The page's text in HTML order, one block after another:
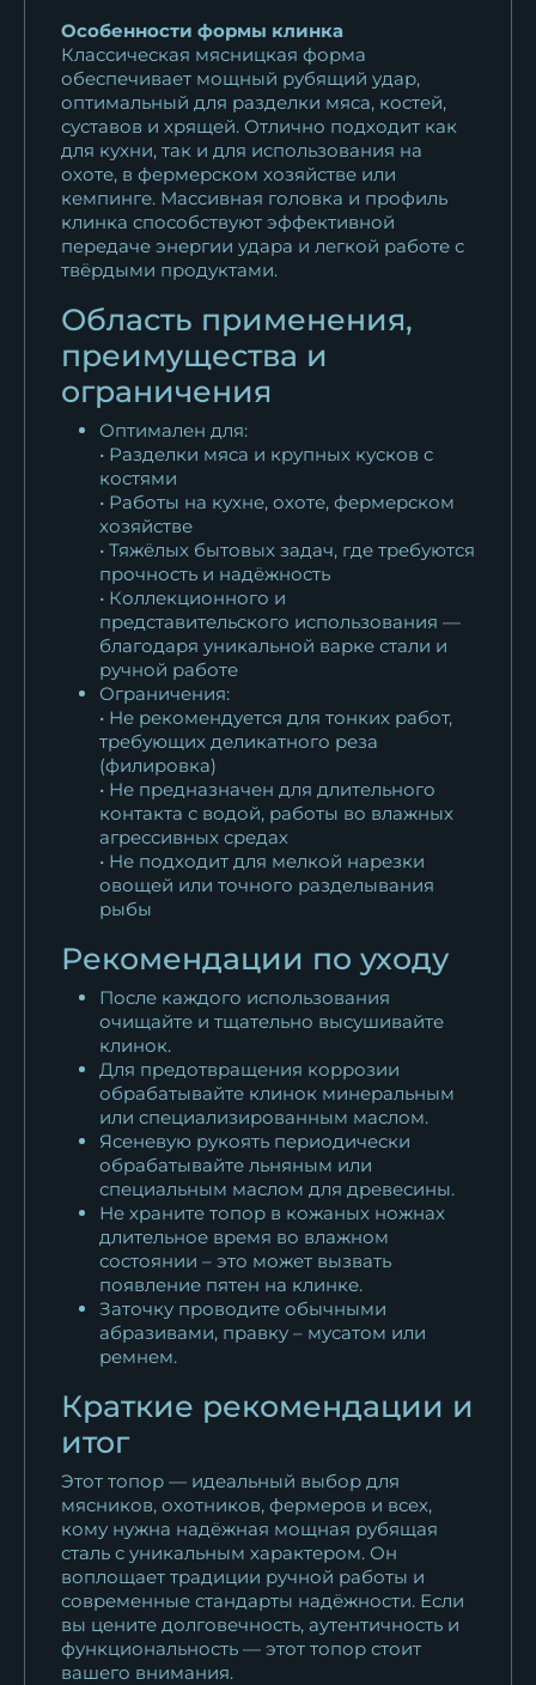
Особенности формы клинка
Классическая мясницкая форма
обеспечивает мощный рубящий удар,
оптимальный для разделки мяса, костей,
суставов и хрящей. Отлично подходит как
для кухни, так и для использования на
охоте, в фермерском хозяйстве или
кемпинге. Массивная головка и профиль
клинка способствуют эффективной
передаче энергии удара и легкой работе с
твёрдыми продуктами.
Область применения,
преимущества и
ограничения
Оптимален для:
• Разделки мяса и крупных кусков с
костями
• Работы на кухне, охоте, фермерском
хозяйстве
• Тяжёлых бытовых задач, где требуются
прочность и надёжность
• Коллекционного и
представительского использования —
благодаря уникальной варке стали и
ручной работе
Ограничения:
• Не рекомендуется для тонких работ,
требующих деликатного реза
(филировка)
• Не предназначен для длительного
контакта с водой, работы во влажных
агрессивных средах
• Не подходит для мелкой нарезки
овощей или точного разделывания
рыбы
Рекомендации по уходу
После каждого использования
очищайте и тщательно высушивайте
клинок.
Для предотвращения коррозии
обрабатывайте клинок минеральным
или специализированным маслом.
Ясеневую рукоять периодически
обрабатывайте льняным или
специальным маслом для древесины.
Не храните топор в кожаных ножнах
длительное время во влажном
состоянии – это может вызвать
появление пятен на клинке.
Заточку проводите обычными
абразивами, правку – мусатом или
ремнем.
Краткие рекомендации и
итог
Этот топор — идеальный выбор для
мясников, охотников, фермеров и всех,
кому нужна надёжная мощная рубящая
сталь с уникальным характером. Он
воплощает традиции ручной работы и
современные стандарты надёжности. Если
вы цените долговечность, аутентичность и
функциональность — этот топор стоит
вашего внимания.